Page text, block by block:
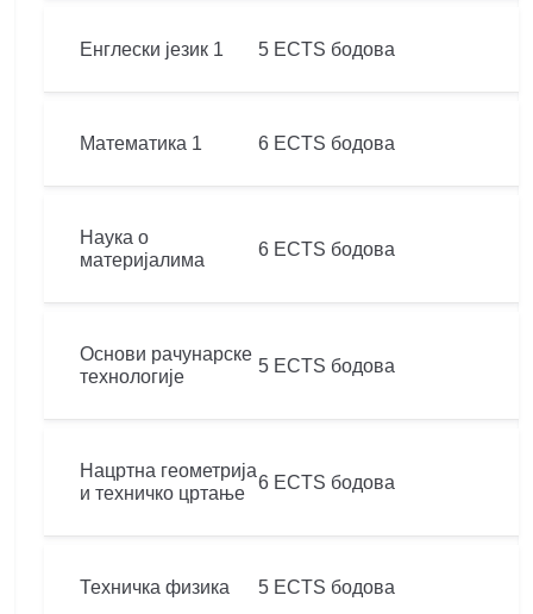
Енглески језик 1 5 ECTS бодова
Математика 1 6 ECTS бодова
Наука о
материјалима
6 ECTS бодова
Основи рачунарске
технологије
5 ECTS бодова
Нацртна геометрија
и техничко цртање
6 ECTS бодова
Техничка физика 5 ECTS бодова